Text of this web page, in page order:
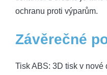
ochranu proti výparům.
Závěrečné
Tisk ABS: 3D tisk v nové